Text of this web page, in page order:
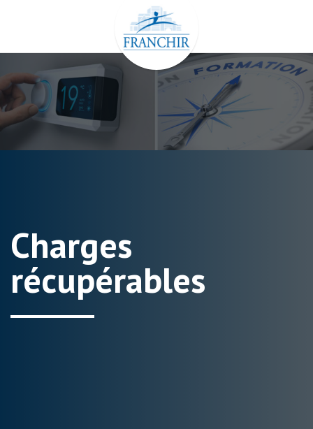
Aller
au
contenu
Charges
récupérables